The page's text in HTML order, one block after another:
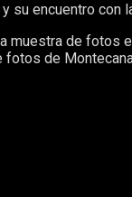
encuentro con
muestra de
fotos de